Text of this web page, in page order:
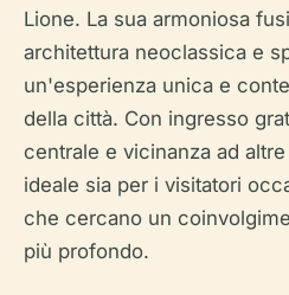
Lione. La sua armoniosa
architettura neoclassica e
un'esperienza unica e
della città. Con ingresso
centrale e vicinanza ad
ideale sia per i visitatori
che cercano un
più profondo.